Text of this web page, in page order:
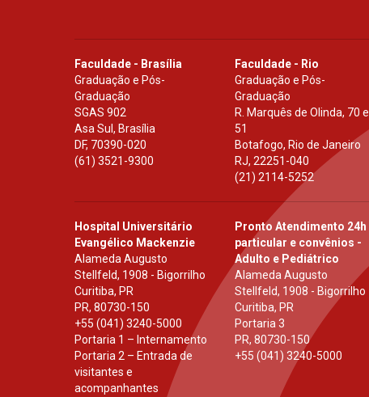
Faculdade - Brasília
Graduação e Pós-
Graduação
SGAS 902
Asa Sul, Brasília
DF, 70390-020
(61) 3521-9300
Faculdade - Rio
Graduação e Pós-
Graduação
R. Marquês de Olinda, 70 e
51
Botafogo, Rio de Janeiro
RJ,22251-040
(21) 2114-5252
Hospital Universitário
Evangélico Mackenzie
Alameda Augusto
Stellfeld, 1908 - Bigorrilho
Curitiba, PR
PR, 80730-150
+55 (041) 3240-5000
Portaria 1 – Internamento
Portaria 2 – Entrada de
visitantes e
acompanhantes
Pronto Atendimento 24h
particular e convênios -
Adulto e Pediátrico
Alameda Augusto
Stellfeld, 1908 - Bigorrilho
Curitiba, PR
Portaria 3
PR,80730-150
+55 (041) 3240-5000